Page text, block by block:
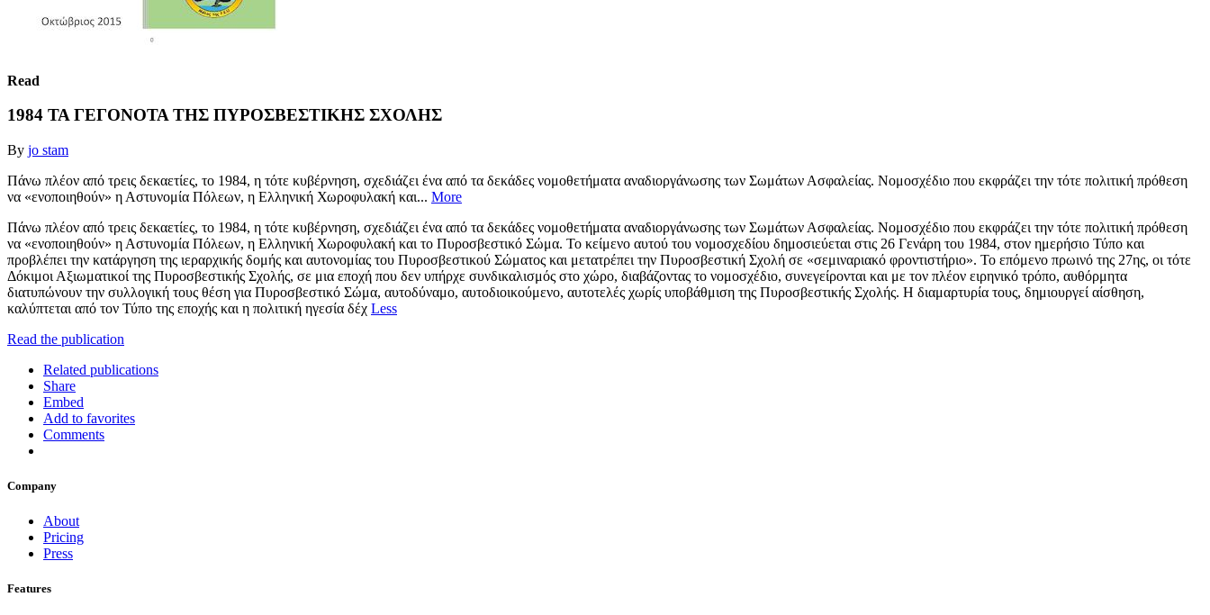
Read
1984 ΤΑ ΓΕΓΟΝΟΤΑ ΤΗΣ ΠΥΡΟΣΒΕΣΤΙΚΗΣ ΣΧΟΛΗΣ
By jo stam
Πάνω πλέον από τρεις δεκαετίες, το 1984, η τότε κυβέρνηση, σχεδιάζει ένα από τα δεκάδες νομοθετήματα αναδιοργάνωσης των Σωμάτων Ασφαλείας. Νομοσχέδιο που εκφράζει την τότε πολιτική πρόθεση
να «ενοποιηθούν» η Αστυνομία Πόλεων, η Ελληνική Χωροφυλακή και... More
Πάνω πλέον από τρεις δεκαετίες, το 1984, η τότε κυβέρνηση, σχεδιάζει ένα από τα δεκάδες νομοθετήματα αναδιοργάνωσης των Σωμάτων Ασφαλείας. Νομοσχέδιο που εκφράζει την τότε πολιτική πρόθεση
να «ενοποιηθούν» η Αστυνομία Πόλεων, η Ελληνική Χωροφυλακή και το Πυροσβεστικό Σώμα. Το κείμενο αυτού του νομοσχεδίου δημοσιεύεται στις 26 Γενάρη του 1984, στον ημερήσιο Τύπο και
προβλέπει την κατάργηση της ιεραρχικής δομής και αυτονομίας του Πυροσβεστικού Σώματος και μετατρέπει την Πυροσβεστική Σχολή σε «σεμιναριακό φροντιστήριο». Το επόμενο πρωινό της 27ης, οι τότε
Δόκιμοι Αξιωματικοί της Πυροσβεστικής Σχολής, σε μια εποχή που δεν υπήρχε συνδικαλισμός στο χώρο, διαβάζοντας το νομοσχέδιο, συνεγείρονται και με τον πλέον ειρηνικό τρόπο, αυθόρμητα
διατυπώνουν την συλλογική τους θέση για Πυροσβεστικό Σώμα, αυτοδύναμο, αυτοδιοικούμενο, αυτοτελές χωρίς υποβάθμιση της Πυροσβεστικής Σχολής. Η διαμαρτυρία τους, δημιουργεί αίσθηση,
καλύπτεται από τον Τύπο της εποχής και η πολιτική ηγεσία δέχ Less
Read the publication
Related publications
Share
Embed
Add to favorites
Comments
Company
About
Pricing
Press
Features